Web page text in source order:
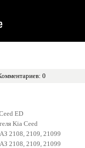
0
ED
Kia Ceed
2108, 2109, 21099
2108, 2109, 21099